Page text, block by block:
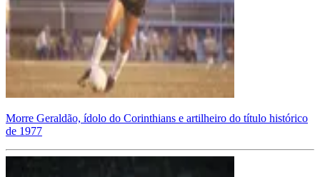
Morre Geraldão, ídolo do Corinthians e artilheiro do título histórico
de 1977